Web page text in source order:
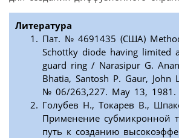
Литература
Пат. № 4691435 (США)
Schottky diode having limited
guard ring / Narasipur G.
Bhatia, Santosh P. Gaur,
№ 06/263,227. May 13, 1981.
Голубев Н., Токарев В.,
Применение субмикронной
путь к созданию